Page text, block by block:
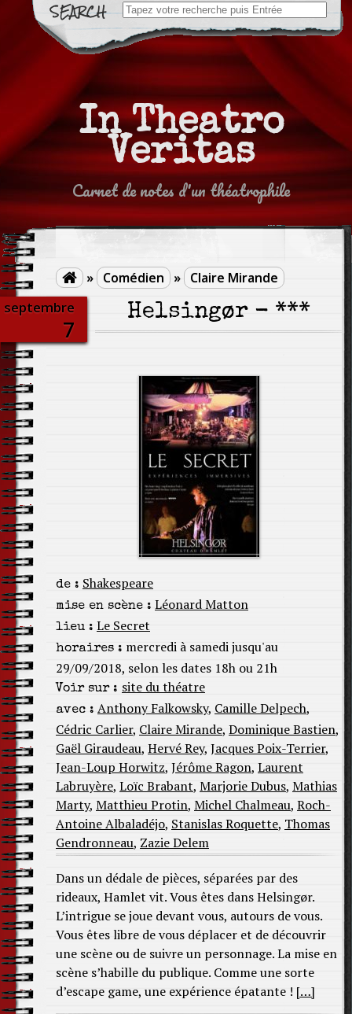
Search
for:
In Theatro
Veritas
Carnet de notes d'un théatrophile
 » Comédien » Claire Mirande
septembre
7
Helsingør - ***
de : Shakespeare
mise en scène : Léonard Matton
lieu : Le Secret
horaires : mercredi à samedi jusqu'au
29/09/2018, selon les dates 18h ou 21h
Voir sur : site du théatre
avec : Anthony Falkowsky, Camille Delpech,
Cédric Carlier, Claire Mirande, Dominique Bastien,
Gaël Giraudeau, Hervé Rey, Jacques Poix-Terrier,
Jean-Loup Horwitz, Jérôme Ragon, Laurent
Labruyère, Loïc Brabant, Marjorie Dubus, Mathias
Marty, Matthieu Protin, Michel Chalmeau, Roch-
Antoine Albaladéjo, Stanislas Roquette, Thomas
Gendronneau, Zazie Delem
Dans un dédale de pièces, séparées par des
rideaux, Hamlet vit. Vous êtes dans Helsingør.
L’intrigue se joue devant vous, autours de vous.
Vous êtes libre de vous déplacer et de découvrir
une scène ou de suivre un personnage. La mise en
scène s’habille du publique. Comme une sorte
d’escape game, une expérience épatante ! […]